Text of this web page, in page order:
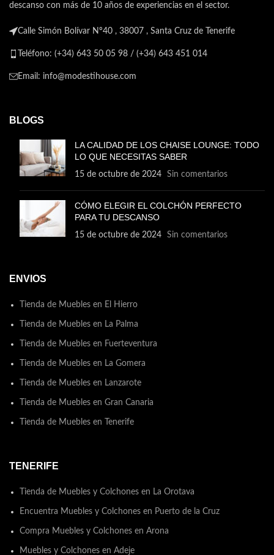
descanso con más de 10 años de experiencias en el sector.
Calle Simón Bolívar Nº40 , 38007 , Santa Cruz de Tenerife
Teléfono: (+34) 643 50 05 98 / (+34) 643 451 014
Email: info@modestihouse.com
BLOGS
LA CALIDAD DE LOS CHAISE LOUNGE: TODO
LO QUE NECESITAS SABER
15 de octubre de 2024 Sin comentarios
CÓMO ELEGIR EL COLCHÓN PERFECTO
PARA TU DESCANSO
15 de octubre de 2024 Sin comentarios
ENVIOS
Tienda de Muebles en El Hierro
Tienda de Muebles en La Palma
Tienda de Muebles en Fuerteventura
Tienda de Muebles en La Gomera
Tienda de Muebles en Lanzarote
Tienda de Muebles en Gran Canaria
Tienda de Muebles en Tenerife
TENERIFE
Tienda de Muebles y Colchones en La Orotava
Encuentra Muebles y Colchones en Puerto de la Cruz
Compra Muebles y Colchones en Arona
Muebles y Colchones en Adeje